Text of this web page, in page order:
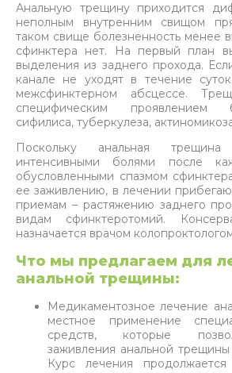
Анальную трещину приходится
неполным внутренним свищом
таком свище болезненность менее
сфинктера нет. На первый план
выделения из заднего прохода.
канале не уходят в течение
межсфинктерном абсцессе.
специфическим проявлением
сифилиса, туберкулеза,
Поскольку анальная трещина
интенсивными болями после
обусловленными спазмом
ее заживлению, в лечении
приемам – растяжению заднего
видам сфинктеротомий.
назначается врачом
Что мы предлагаем для
анальной трещины:
Медикаментозное лечение
местное применение
средств, которые
заживления анальной
Курс лечения